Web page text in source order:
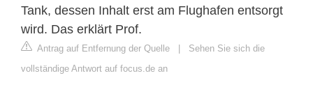
Tank, dessen Inhalt erst am Flughafen entsorgt
wird. Das erklärt Prof.
Antrag auf Entfernung der Quelle
Sehen Sie sich die
vollständige Antwort auf focus.de an